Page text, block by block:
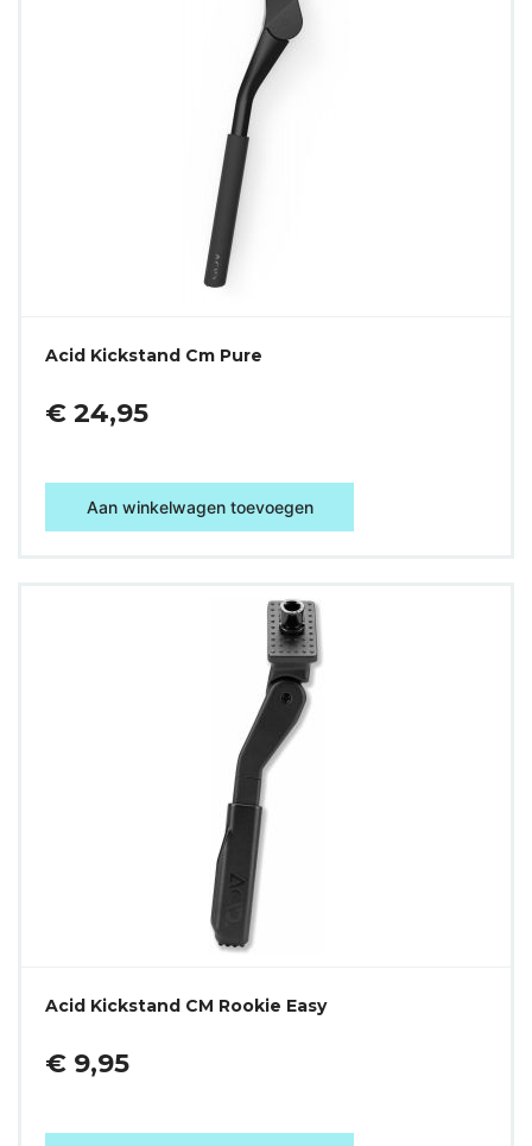
Acid Kickstand Cm Pure
€ 24,95
Aan winkelwagen toevoegen
Acid Kickstand CM Rookie Easy
€ 9,95